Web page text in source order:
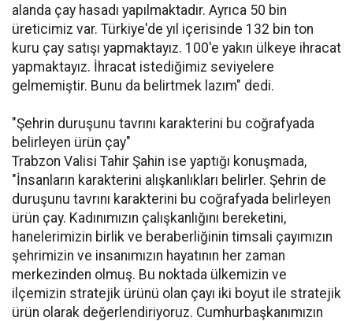
alanda çay hasadı yapılmaktadır. Ayrıca 50 bin
üreticimiz var. Türkiye'de yıl içerisinde 132 bin ton
kuru çay satışı yapmaktayız. 100'e yakın ülkeye ihracat
yapmaktayız. İhracat istediğimiz seviyelere
gelmemiştir. Bunu da belirtmek lazım" dedi.
"Şehrin duruşunu tavrını karakterini bu coğrafyada
belirleyen ürün çay"
Trabzon Valisi Tahir Şahin ise yaptığı konuşmada,
"İnsanların karakterini alışkanlıkları belirler. Şehrin de
duruşunu tavrını karakterini bu coğrafyada belirleyen
ürün çay. Kadınımızın çalışkanlığını bereketini,
hanelerimizin birlik ve beraberliğinin timsali çayımızın
şehrimizin ve insanımızın hayatının her zaman
merkezinden olmuş. Bu noktada ülkemizin ve
ilçemizin stratejik ürünü olan çayı iki boyut ile stratejik
ürün olarak değerlendiriyoruz. Cumhurbaşkanımızın